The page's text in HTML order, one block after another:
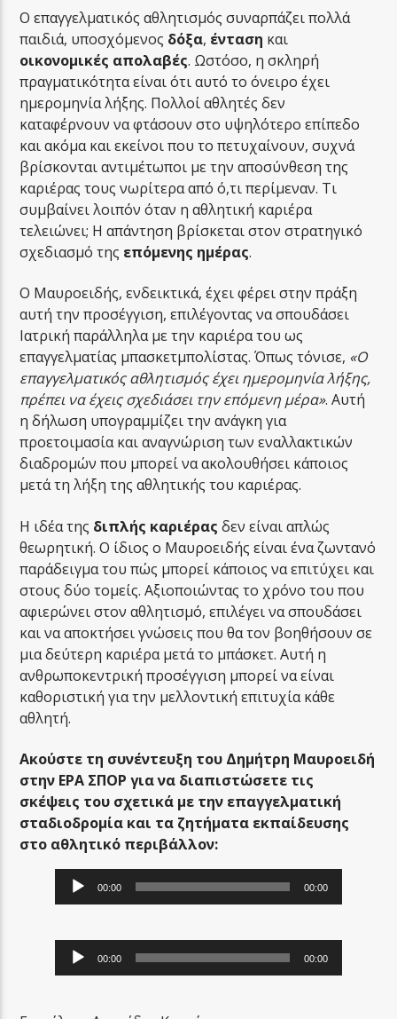
Ο επαγγελματικός αθλητισμός συναρπάζει πολλά
παιδιά, υποσχόμενος δόξα, ένταση και
οικονομικές απολαβές. Ωστόσο, η σκληρή
πραγματικότητα είναι ότι αυτό το όνειρο έχει
ημερομηνία λήξης. Πολλοί αθλητές δεν
καταφέρνουν να φτάσουν στο υψηλότερο επίπεδο
και ακόμα και εκείνοι που το πετυχαίνουν, συχνά
βρίσκονται αντιμέτωποι με την αποσύνθεση της
καριέρας τους νωρίτερα από ό,τι περίμεναν. Τι
συμβαίνει λοιπόν όταν η αθλητική καριέρα
τελειώνει; Η απάντηση βρίσκεται στον στρατηγικό
σχεδιασμό της επόμενης ημέρας.
Ο Μαυροειδής, ενδεικτικά, έχει φέρει στην πράξη
αυτή την προσέγγιση, επιλέγοντας να σπουδάσει
Ιατρική παράλληλα με την καριέρα του ως
επαγγελματίας μπασκετμπολίστας. Όπως τόνισε, «Ο
επαγγελματικός αθλητισμός έχει ημερομηνία λήξης,
πρέπει να έχεις σχεδιάσει την επόμενη μέρα». Αυτή
η δήλωση υπογραμμίζει την ανάγκη για
προετοιμασία και αναγνώριση των εναλλακτικών
διαδρομών που μπορεί να ακολουθήσει κάποιος
μετά τη λήξη της αθλητικής του καριέρας.
Η ιδέα της διπλής καριέρας δεν είναι απλώς
θεωρητική. Ο ίδιος ο Μαυροειδής είναι ένα ζωντανό
παράδειγμα του πώς μπορεί κάποιος να επιτύχει και
στους δύο τομείς. Αξιοποιώντας το χρόνο του που
αφιερώνει στον αθλητισμό, επιλέγει να σπουδάσει
και να αποκτήσει γνώσεις που θα τον βοηθήσουν σε
μια δεύτερη καριέρα μετά το μπάσκετ. Αυτή η
ανθρωποκεντρική προσέγγιση μπορεί να είναι
καθοριστική για την μελλοντική επιτυχία κάθε
αθλητή.
Ακούστε τη συνέντευξη του Δημήτρη Μαυροειδή
στην ΕΡΑ ΣΠΟΡ για να διαπιστώσετε τις
σκέψεις του σχετικά με την επαγγελματική
σταδιοδρομία και τα ζητήματα εκπαίδευσης
στο αθλητικό περιβάλλον:
Audio
Player
00:00 00:00
Audio
Player
00:00 00:00